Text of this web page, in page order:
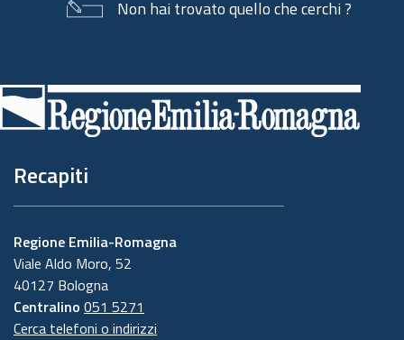
Non hai trovato quello che cerchi ?
di
pagina
Recapiti
Regione Emilia-Romagna
Viale Aldo Moro, 52
40127 Bologna
Centralino 051 5271
Cerca telefoni o indirizzi